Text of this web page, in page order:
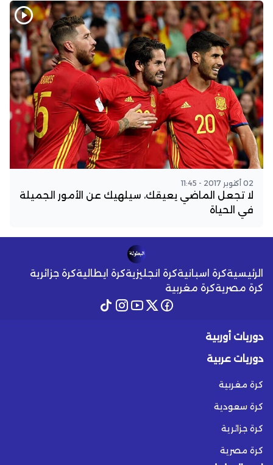
02 أكتوبر 2017 - 11:45
لا تجعل الماضي يعيقك، سيلهيك عن الأمور الجميلة
في الحياة
الرئيسيةكرة اسبانيةكرة انجليزيةكرة ايطاليةكرة جزائرية
كرة مصريةكرة مغربية
دوريات أوربية
دوريات عربية
كرة مغربية
كرة سعودية
كرة جزائرية
كرة مصرية